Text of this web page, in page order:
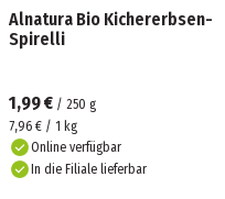
Alnatura Bio Kichererbsen-
Spirelli
1,99 € / 250 g
7,96 € / 1 kg
Online verfügbar
In die Filiale lieferbar